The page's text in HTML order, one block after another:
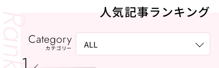
人気記事ランキング
Category
カテゴリー